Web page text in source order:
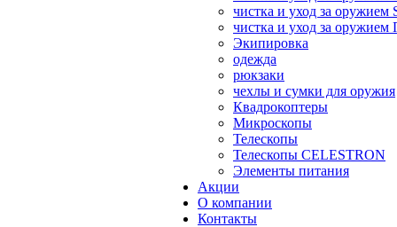
чистка и уход за оружием
чистка и уход за
Экипировка
одежда
рюкзаки
чехлы и сумки для оружия
Квадрокоптеры
Микроскопы
Телескопы
Телескопы CELESTRON
Элементы питания
Акции
О компании
Контакты